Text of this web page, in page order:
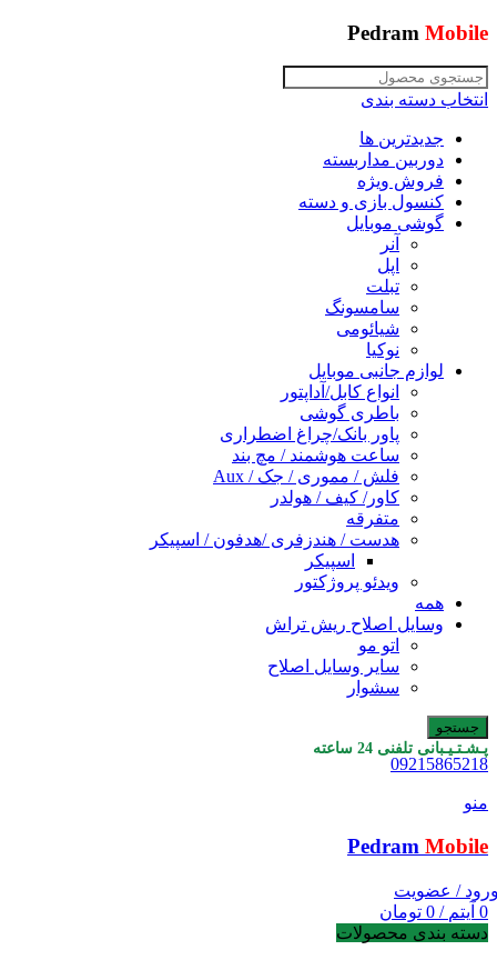
Pedram Mobile
انتخاب دسته بندی
جدیدترین ها
دوربین مداربسته
فروش ویژه
کنسول بازی و دسته
گوشی موبایل
آنر
اپل
تبلت
سامسونگ
شیائومی
نوکیا
لوازم جانبی موبایل
انواع کابل/آداپتور
باطری گوشی
پاور بانک/چراغ اضطراری
ساعت هوشمند / مچ بند
فلش / مموری / جک / Aux
کاور/ کیف / هولدر
متفرقه
هدست / هندزفری /هدفون / اسپیکر
اسپیکر
ویدئو پروژکتور
همه
وسایل اصلاح ریش تراش
اتو مو
سایر وسایل اصلاح
سشوار
جستجو
پـشـتـیـبانی تلفنی 24 ساعته
09215865218
منو
Pedram Mobile
/ عضویت
0 آیتم /
0 تومان
دسته بندی محصولات